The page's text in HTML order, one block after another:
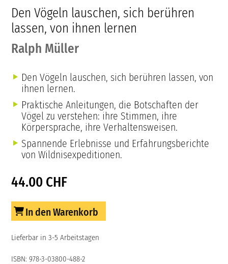
Den Vögeln lauschen, sich berühren
lassen, von ihnen lernen
Ralph Müller
Den Vögeln lauschen, sich berühren lassen, von
ihnen lernen.
Praktische Anleitungen, die Botschaften der
Vögel zu verstehen: ihre Stimmen, ihre
Körpersprache, ihre Verhaltensweisen.
Spannende Erlebnisse und Erfahrungsberichte
von Wildnisexpeditionen.
44.00 CHF
In den Warenkorb
Lieferbar in 3-5 Arbeitstagen
ISBN: 978-3-03800-488-2